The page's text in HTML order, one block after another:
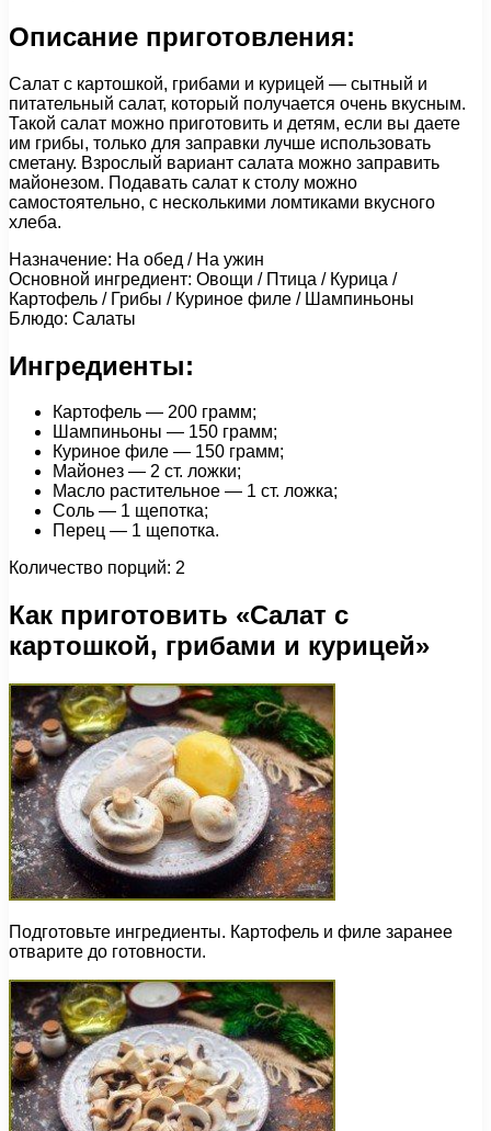
Описание приготовления:
Салат с картошкой, грибами и курицей — сытный и
питательный салат, который получается очень вкусным.
Такой салат можно приготовить и детям, если вы даете
им грибы, только для заправки лучше использовать
сметану. Взрослый вариант салата можно заправить
майонезом. Подавать салат к столу можно
самостоятельно, с несколькими ломтиками вкусного
хлеба.
Назначение: На обед / На ужин
Основной ингредиент: Овощи / Птица / Курица /
Картофель / Грибы / Куриное филе / Шампиньоны
Блюдо: Салаты
Ингредиенты:
Картофель — 200 грамм;
Шампиньоны — 150 грамм;
Куриное филе — 150 грамм;
Майонез — 2 ст. ложки;
Масло растительное — 1 ст. ложка;
Соль — 1 щепотка;
Перец — 1 щепотка.
Количество порций: 2
Как приготовить «Салат с
картошкой, грибами и курицей»
Подготовьте ингредиенты. Картофель и филе заранее
отварите до готовности.